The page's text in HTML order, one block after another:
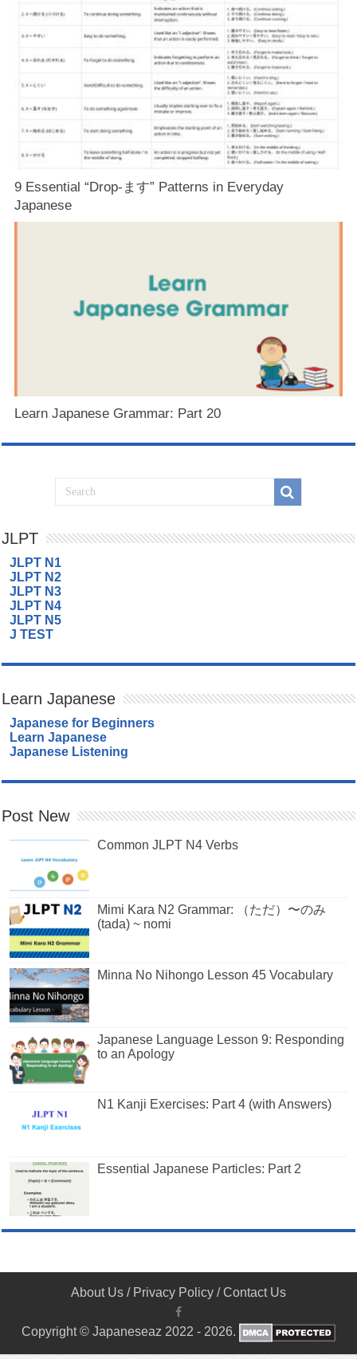
9 Essential “Drop-ます” Patterns in Everyday
Japanese
Learn Japanese Grammar: Part 20
JLPT
JLPT N1
JLPT N2
JLPT N3
JLPT N4
JLPT N5
J TEST
Learn Japanese
Japanese for Beginners
Learn Japanese
Japanese Listening
Post New
Common JLPT N4 Verbs
Mimi Kara N2 Grammar: （ただ）〜のみ
(tada) ~ nomi
Minna No Nihongo Lesson 45 Vocabulary
Japanese Language Lesson 9: Responding
to an Apology
N1 Kanji Exercises: Part 4 (with Answers)
Essential Japanese Particles: Part 2
About Us / Privacy Policy /Contact Us
Copyright © Japaneseaz 2022 - 2026.